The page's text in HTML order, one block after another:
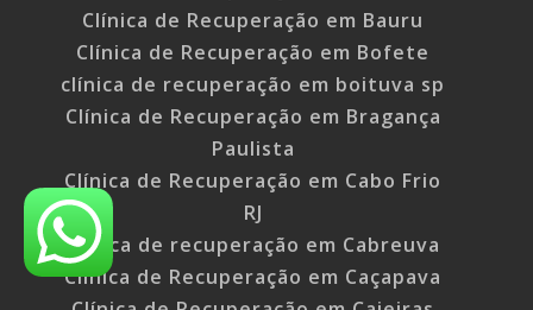
Clínica de Recuperação em Bauru
Clínica de Recuperação em Bofete
clínica de recuperação em boituva sp
Clínica de Recuperação em Bragança
Paulista
Clínica de Recuperação em Cabo Frio
RJ
Clínica de recuperação em Cabreuva
Clínica de Recuperação em Caçapava